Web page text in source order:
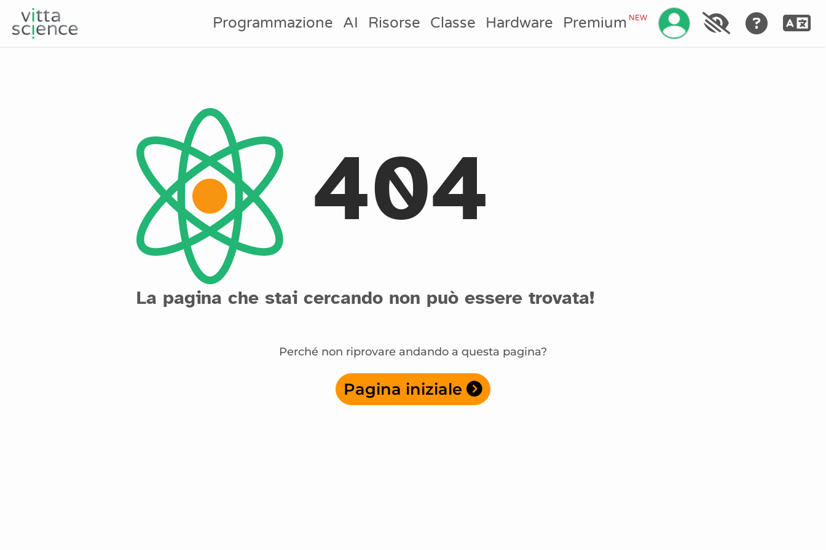
Programmazione AI Risorse Classe Hardware PremiumNEW Gestisci il tuo account
404
La pagina che stai cercando non può essere trovata!
Perché non riprovare andando a questa pagina?
Pagina iniziale